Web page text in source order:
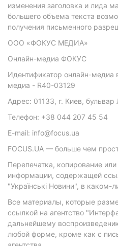
изменения заголовка и лида
большего объема текста
получения письменного
ООО «ФОКУС МЕДИА»
Онлайн-медиа ФОКУС
Идентификатор онлайн-медиа
медиа - R40-03129
Адрес: 01133, г. Киев,
Телефон: +38 044 207 45 54
E-mail: info@focus.ua
FOCUS.UA — больше чем
Перепечатка, копирование
информации, содержащей
"Українські Новини", в каком-
Все материалы, которые
ссылкой на агентство
дальнейшему
любой форме, кроме как с